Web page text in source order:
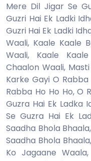
Mere Dil Jigar Se
Guzri Hai Ek Ladki
Guzri Hai Ek Ladki
Waali, Kaale Kaale
Waali, Kaale
Chaalon Waali,
Karke Gayi O
Rabba Ho Ho Ho, O
Guzra Hai Ek Ladka
Se Guzra Hai Ek
Saadha Bhola
Saadha Bhola
Ko Jagaane